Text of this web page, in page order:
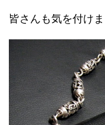
皆さんも気を付けま